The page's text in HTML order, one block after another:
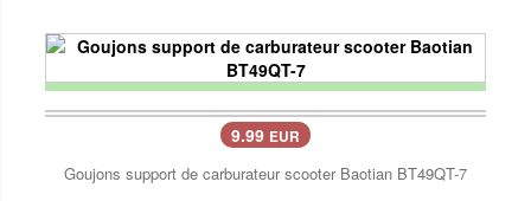
9.99 EUR
Goujons support de carburateur scooter Baotian BT49QT-7